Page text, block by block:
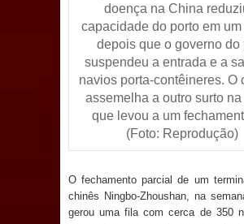
12 milhões na economia
Prefeitura de Sapé
para preservar
revitalizar Memorial
O verdadeiro oxigênio do
doença na China
capacidade do porto em um
depois que o governo do
suspendeu a entrada e a
navios porta-contêineres. O
assemelha a outro surto
que levou a um
(Foto: Reprodução)
O fechamento parcial de um
chinês Ningbo-Zhoushan, na
gerou uma fila com cerca de 350